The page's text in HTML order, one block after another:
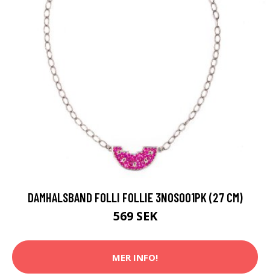
DAMHALSBAND FOLLI FOLLIE 3N0S001PK (27 CM)
569 SEK
MER INFO!